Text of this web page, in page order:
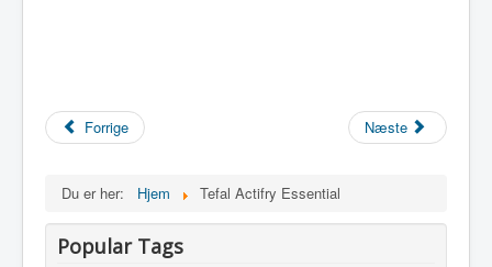
Forrige Næste
Du er her: Hjem Tefal Actifry Essential
Popular Tags